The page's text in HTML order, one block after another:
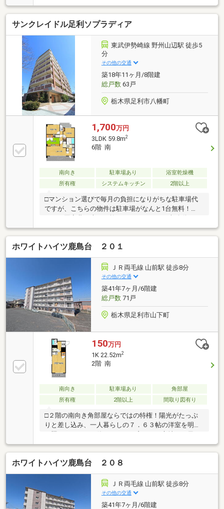
で徒歩3分(221m)≪物件についてのお問い合わせ・詳
細な資料のご請求など≫※お電話の場合：TEL 0284-21-
2345※メールの場合：【資料請求】からお気軽にどう
ぞ！・付帯設備も含む現況有姿にて売買。・駐車場：
空き要確認・バイク置き場：空き要確認（800円/
月）・駐輪場：空き要確認（100円/月）・町内会費：
300円/月
サンクレイドル足利ソプラディア
東武伊勢崎線 野州山辺駅 徒歩5
分
その他の交通
築18年11ヶ月/8階建
総戸数63戸
栃木県足利市八幡町
1,700万円
3LDK 59.8m2
6階 南
南向き 駐車場あり
浴室乾燥機
所有権
システムキッチン 2階以上
□マンション選びで毎月の負担になりがちな駐車場代
ですが、こちらの物件は駐車場がなんと1台無料！
月々の固定費を大きく抑えることができ、車移動がメ
インの方にも自信を持っておすすめできる好条件で
す。□2025年8月のリフォームに加え、2026年6月にも
洋室クロス交換や便座交換等を実施！さらに毎日の食
器洗いを時短してくれる食洗機も完備されており、手
直し不要ですぐに快適＆家事ラクな生活が始められま
す。□野州山辺駅まで徒歩わずか5分の駅近立地！毎日
のお買い物に便利なスーパーやコンビニ、小学校も徒
歩10分圏内に揃っています。通勤・通学からお買い物
まで身軽で快適な住環境です。
ホワイトハイツ鹿島台 ２０１
ＪＲ両毛線 山前駅 徒歩8分
その他の交通
築41年7ヶ月/6階建
総戸数71戸
栃木県足利市山下町
150万円
1K 22.52m2
2階 南
南向き 駐車場あり
角部屋
所有権
2階以上 間取り図有り
□２階の南向き角部屋ならではの特権！陽光がたっぷ
りと差し込み、一人暮らしの７．６３帖の洋室を明る
感じながら、淹れたてのコーヒーでゆったりとした朝
食を。□両毛線「山前駅」まで徒歩８分という近さ
は、毎日の通勤・通学の強い味方。朝の時間に余裕が
生まれ、駅からの帰り道も安心です。休日のお出かけ
もフットワークが軽くなり、アクティブなシングルラ
イフを支えます。□１Ｋのお部屋探しで重視される
「バス・トイレ別」や「室内洗濯機置き場」をしっか
ホワイトハイツ鹿島台 ２０８
ＪＲ両毛線 山前駅 徒歩8分
その他の交通
築41年7ヶ月/6階建